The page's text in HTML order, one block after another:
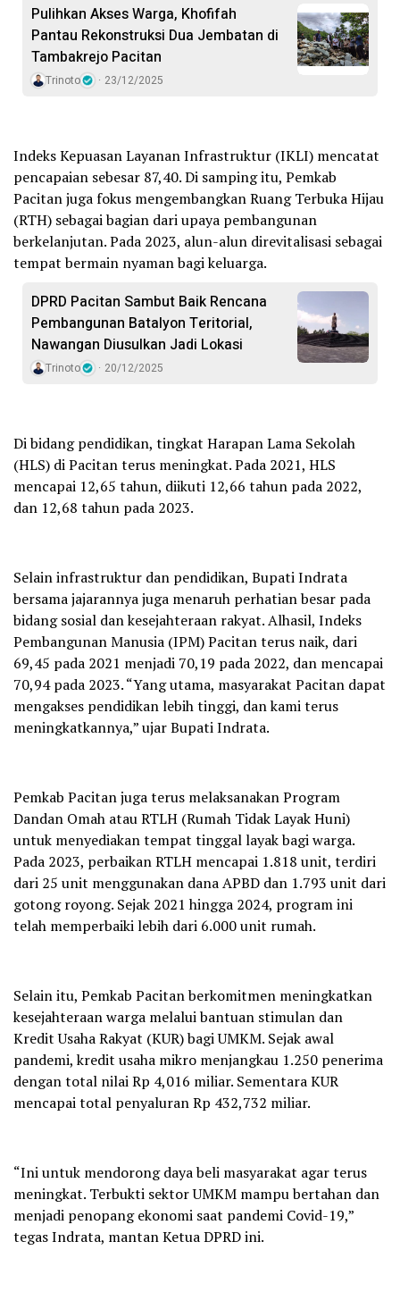
Pulihkan Akses Warga, Khofifah
Pantau Rekonstruksi Dua Jembatan di
Tambakrejo Pacitan
Trinoto 23/12/2025
Indeks Kepuasan Layanan Infrastruktur (IKLI) mencatat
pencapaian sebesar 87,40. Di samping itu, Pemkab
Pacitan juga fokus mengembangkan Ruang Terbuka Hijau
(RTH) sebagai bagian dari upaya pembangunan
berkelanjutan. Pada 2023, alun-alun direvitalisasi sebagai
tempat bermain nyaman bagi keluarga.
DPRD Pacitan Sambut Baik Rencana
Pembangunan Batalyon Teritorial,
Nawangan Diusulkan Jadi Lokasi
Trinoto 20/12/2025
Di bidang pendidikan, tingkat Harapan Lama Sekolah
(HLS) di Pacitan terus meningkat. Pada 2021, HLS
mencapai 12,65 tahun, diikuti 12,66 tahun pada 2022,
dan 12,68 tahun pada 2023.
Selain infrastruktur dan pendidikan, Bupati Indrata
bersama jajarannya juga menaruh perhatian besar pada
bidang sosial dan kesejahteraan rakyat. Alhasil, Indeks
Pembangunan Manusia (IPM) Pacitan terus naik, dari
69,45 pada 2021 menjadi 70,19 pada 2022, dan mencapai
70,94 pada 2023. “Yang utama, masyarakat Pacitan dapat
mengakses pendidikan lebih tinggi, dan kami terus
meningkatkannya,” ujar Bupati Indrata.
Pemkab Pacitan juga terus melaksanakan Program
Dandan Omah atau RTLH (Rumah Tidak Layak Huni)
untuk menyediakan tempat tinggal layak bagi warga.
Pada 2023, perbaikan RTLH mencapai 1.818 unit, terdiri
dari 25 unit menggunakan dana APBD dan 1.793 unit dari
gotong royong. Sejak 2021 hingga 2024, program ini
telah memperbaiki lebih dari 6.000 unit rumah.
Selain itu, Pemkab Pacitan berkomitmen meningkatkan
kesejahteraan warga melalui bantuan stimulan dan
Kredit Usaha Rakyat (KUR) bagi UMKM. Sejak awal
pandemi, kredit usaha mikro menjangkau 1.250 penerima
dengan total nilai Rp 4,016 miliar. Sementara KUR
mencapai total penyaluran Rp 432,732 miliar.
“Ini untuk mendorong daya beli masyarakat agar terus
meningkat. Terbukti sektor UMKM mampu bertahan dan
menjadi penopang ekonomi saat pandemi Covid-19,”
tegas Indrata, mantan Ketua DPRD ini.